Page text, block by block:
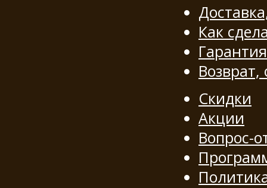
Как
Гарантия
Скидки
Акции
Вопрос-